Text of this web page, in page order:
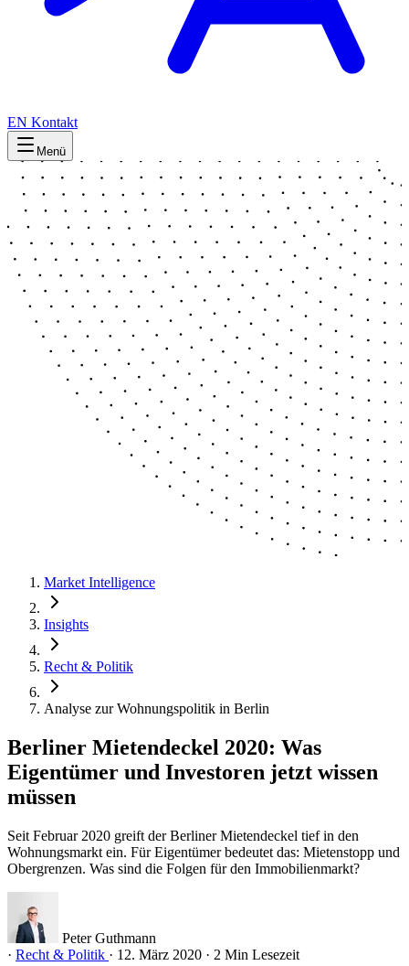
EN Kontakt
Menü
Market Intelligence
Insights
Recht & Politik
Analyse zur Wohnungspolitik in Berlin
Berliner Mietendeckel 2020: Was
Eigentümer und Investoren jetzt wissen
müssen
Seit Februar 2020 greift der Berliner Mietendeckel tief in den
Wohnungsmarkt ein. Für Eigentümer bedeutet das: Mietenstopp und
Obergrenzen. Was sind die Folgen für den Immobilienmarkt?
Peter Guthmann
· Recht & Politik · 12. März 2020 · 2 Min Lesezeit